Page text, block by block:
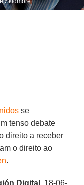
se
tenso debate
direito a receber
o direito ao
.
Digital , 18-06-